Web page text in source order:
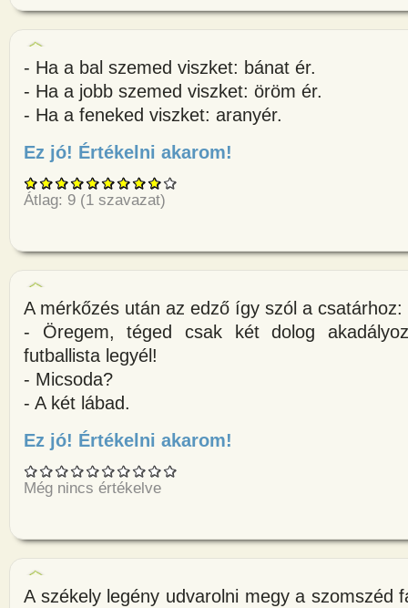
- Ha a bal szemed viszket: bánat ér.
- Ha a jobb szemed viszket: öröm ér.
- Ha a feneked viszket: aranyér.
Ez jó! Értékelni akarom!
Átlag: 9 (1 szavazat)
A mérkőzés után az edző így szól a csatárhoz:
- Öregem, téged csak két dolog
futballista legyél!
- Micsoda?
- A két lábad.
Ez jó! Értékelni akarom!
Még nincs értékelve
A székely legény udvarolni megy a szomszéd